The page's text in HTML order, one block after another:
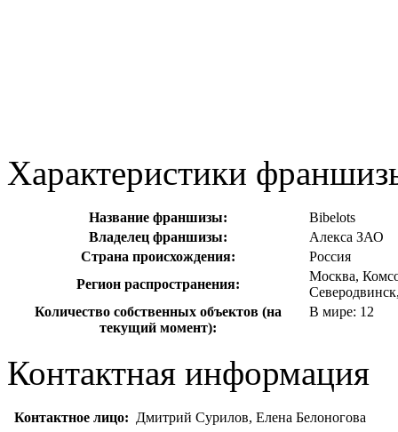
Характеристики
Название франшизы:
Bibelots
Владелец франшизы:
Алекса ЗАО
Страна происхождения:
Россия
Регион распространения:
Москва,
Количество собственных объектов (на
текущий момент):
В мире: 12
Контактная информация
Контактное лицо: Дмитрий Сурилов, Елена Белоногова